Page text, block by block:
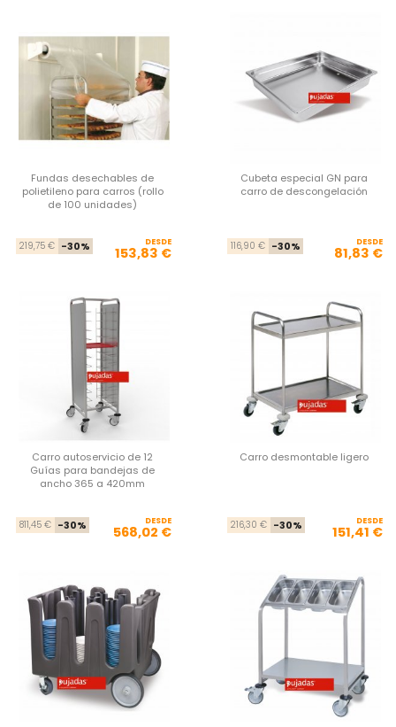
Fundas desechables de
polietileno para carros (rollo
de 100 unidades)
Precio base
219,75 € -30% Precio
DESDE
153,83 €
Cubeta especial GN para
carro de descongelación
116,90 € -30% DESDE
81,83 €
Carro autoservicio de 12
Guías para bandejas de
ancho 365 a 420mm
Precio base
811,45 € -30% Precio
DESDE
568,02 €
Carro desmontable ligero
216,30 € -30% DESDE
151,41 €